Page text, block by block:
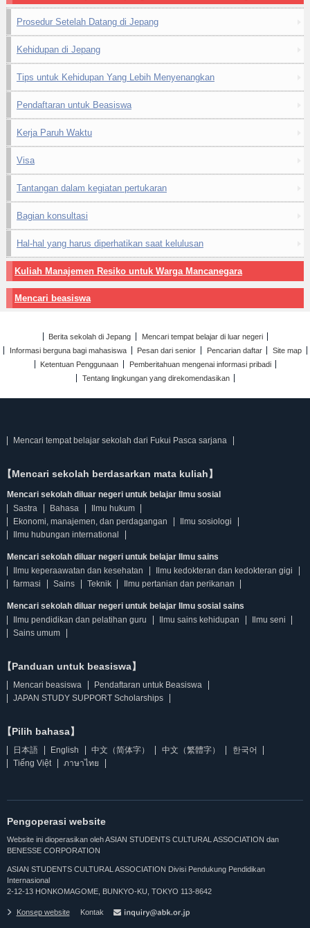
Prosedur Setelah Datang di Jepang
Kehidupan di Jepang
Tips untuk Kehidupan Yang Lebih Menyenangkan
Pendaftaran untuk Beasiswa
Kerja Paruh Waktu
Visa
Tantangan dalam kegiatan pertukaran
Bagian konsultasi
Hal-hal yang harus diperhatikan saat kelulusan
Kuliah Manajemen Resiko untuk Warga Mancanegara
Mencari beasiswa
Berita sekolah di Jepang
Mencari tempat belajar di luar negeri
Informasi berguna bagi mahasiswa
Pesan dari senior Pencarian daftar
Site map
Ketentuan Penggunaan
Pemberitahuan mengenai informasi pribadi
Tentang lingkungan yang direkomendasikan
Mencari tempat belajar sekolah dari Fukui Pasca sarjana
【Mencari sekolah berdasarkan mata kuliah】
Mencari sekolah diluar negeri untuk belajar Ilmu sosial
Sastra
Bahasa
Ilmu hukum
Ekonomi, manajemen, dan perdagangan
Ilmu sosiologi
Ilmu hubungan international
Mencari sekolah diluar negeri untuk belajar Ilmu sains
Ilmu keperaawatan dan kesehatan
Ilmu kedokteran dan kedokteran gigi
farmasi
Sains Teknik Ilmu pertanian dan perikanan
Mencari sekolah diluar negeri untuk belajar Ilmu sosial sains
Ilmu pendidikan dan pelatihan guru
Ilmu sains kehidupan
Ilmu seni
Sains umum
【Panduan untuk beasiswa】
Mencari beasiswa
Pendaftaran untuk Beasiswa
JAPAN STUDY SUPPORT Scholarships
【Pilih bahasa】
日本語 English 中文（简体字） 中文（繁體字）
한국어
Tiếng Việt
ภาษาไทย
Pengoperasi website
Website ini dioperasikan oleh ASIAN STUDENTS CULTURAL ASSOCIATION dan
BENESSE CORPORATION
ASIAN STUDENTS CULTURAL ASSOCIATION Divisi Pendukung Pendidikan
Internasional
2-12-13 HONKOMAGOME, BUNKYO-KU, TOKYO 113-8642
Konsep website Kontak